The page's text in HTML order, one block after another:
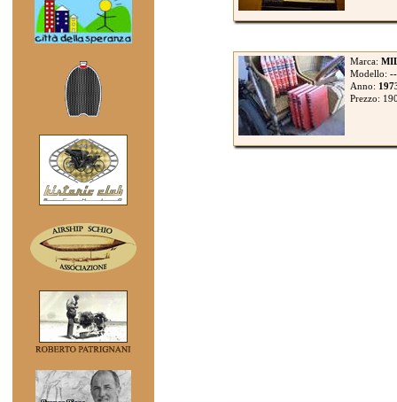
Marca:
Modello: --
Anno:
Prezzo: